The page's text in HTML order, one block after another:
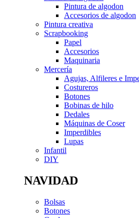
Pintura de algodon
Accesorios de algodon
Pintura creativa
Scrapbooking
Papel
Accesorios
Maquinaria
Mercería
Agujas, Alfileres e
Costureros
Botones
Bobinas de hilo
Dedales
Máquinas de Coser
Imperdibles
Lupas
Infantil
DIY
NAVIDAD
Bolsas
Botones